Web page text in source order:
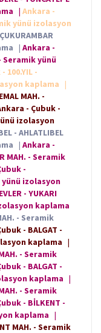
| Ankara -
yünü izolasyon
| Ankara -
- Seramik yünü
100.YIL -
kaplama
|
MAH. -
- Çubuk -
izolasyon
- AHLATLIBEL
| Ankara -
MAH. - Seramik
-
yünü izolasyon
- YUKARI
kaplama
- Seramik
- BALGAT -
kaplama |
- Seramik
- BALGAT -
kaplama |
- Seramik
- BİLKENT -
kaplama |
MAH. - Seramik